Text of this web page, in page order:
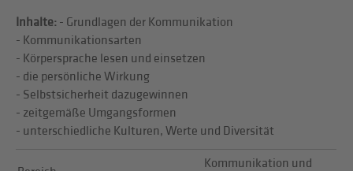
Inhalte: - Grundlagen der Kommunikation
- Kommunikationsarten
- Körpersprache lesen und einsetzen
- die persönliche Wirkung
- Selbstsicherheit dazugewinnen
- zeitgemäße Umgangsformen
- unterschiedliche Kulturen, Werte und Diversität
Kommunikation und